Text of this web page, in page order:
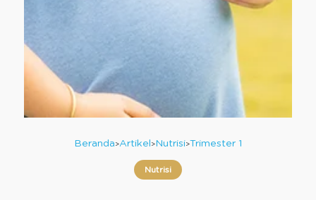
Beranda Artikel Nutrisi Trimester 1
Nutrisi